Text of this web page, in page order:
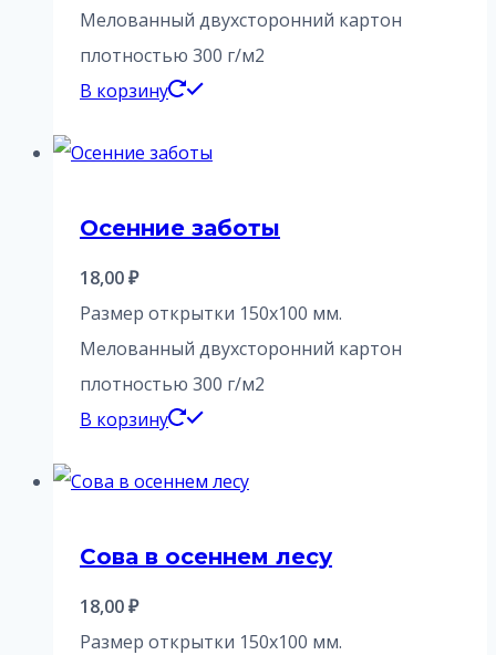
Мелованный двухсторонний картон
плотностью 300 г/м2
В корзину
Осенние заботы
18,00₽
Размер открытки 150х100 мм.
Мелованный двухсторонний картон
плотностью 300 г/м2
В корзину
Сова в осеннем лесу
18,00₽
Размер открытки 150х100 мм.